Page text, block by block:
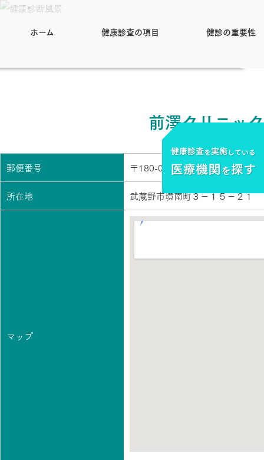
ホーム 健康診査の項目 健診の重要性
前澤クリニック
郵便番号
〒180-0023
所在地
武蔵野市境南町３－１５－２１
マップ